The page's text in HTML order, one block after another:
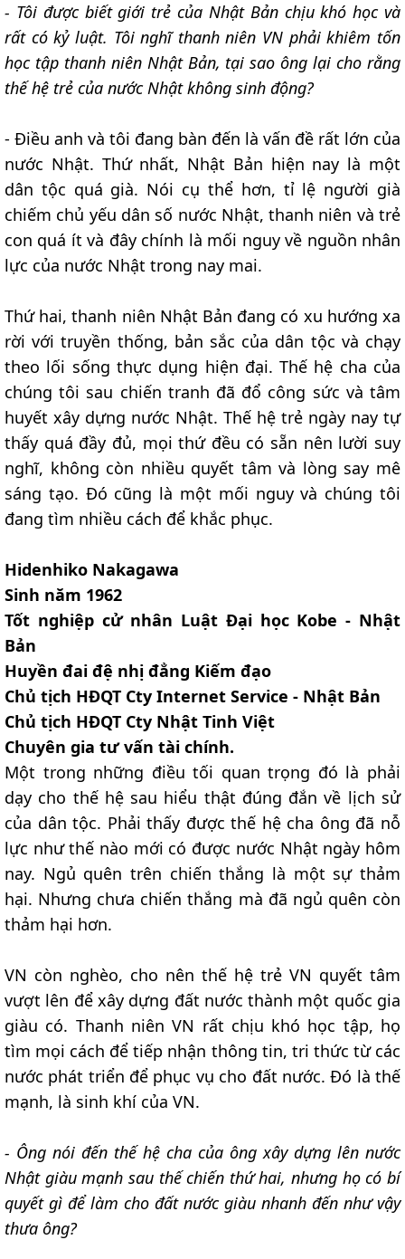
- Tôi được biết giới trẻ của Nhật Bản chịu khó học và
rất có kỷ luật. Tôi nghĩ thanh niên VN phải khiêm tốn
học tập thanh niên Nhật Bản, tại sao ông lại cho rằng
thế hệ trẻ của nước Nhật không sinh động?
- Điều anh và tôi đang bàn đến là vấn đề rất lớn của
nước Nhật. Thứ nhất, Nhật Bản hiện nay là một
dân tộc quá già. Nói cụ thể hơn, tỉ lệ người già
chiếm chủ yếu dân số nước Nhật, thanh niên và trẻ
con quá ít và đây chính là mối nguy về nguồn nhân
lực của nước Nhật trong nay mai.
Thứ hai, thanh niên Nhật Bản đang có xu hướng xa
rời với truyền thống, bản sắc của dân tộc và chạy
theo lối sống thực dụng hiện đại. Thế hệ cha của
chúng tôi sau chiến tranh đã đổ công sức và tâm
huyết xây dựng nước Nhật. Thế hệ trẻ ngày nay tự
thấy quá đầy đủ, mọi thứ đều có sẵn nên lười suy
nghĩ, không còn nhiều quyết tâm và lòng say mê
sáng tạo. Đó cũng là một mối nguy và chúng tôi
đang tìm nhiều cách để khắc phục.
Hidenhiko Nakagawa
Sinh năm 1962
Tốt nghiệp cử nhân Luật Đại học Kobe - Nhật
Bản
Huyền đai đệ nhị đẳng Kiếm đạo
Chủ tịch HĐQT Cty Internet Service - Nhật Bản
Chủ tịch HĐQT Cty Nhật Tinh Việt
Chuyên gia tư vấn tài chính.
Một trong những điều tối quan trọng đó là phải
dạy cho thế hệ sau hiểu thật đúng đắn về lịch sử
của dân tộc. Phải thấy được thế hệ cha ông đã nỗ
lực như thế nào mới có được nước Nhật ngày hôm
nay. Ngủ quên trên chiến thắng là một sự thảm
hại. Nhưng chưa chiến thắng mà đã ngủ quên còn
thảm hại hơn.
VN còn nghèo, cho nên thế hệ trẻ VN quyết tâm
vượt lên để xây dựng đất nước thành một quốc gia
giàu có. Thanh niên VN rất chịu khó học tập, họ
tìm mọi cách để tiếp nhận thông tin, tri thức từ các
nước phát triển để phục vụ cho đất nước. Đó là thế
mạnh, là sinh khí của VN.
- Ông nói đến thế hệ cha của ông xây dựng lên nước
Nhật giàu mạnh sau thế chiến thứ hai, nhưng họ có bí
quyết gì để làm cho đất nước giàu nhanh đến như vậy
thưa ông?